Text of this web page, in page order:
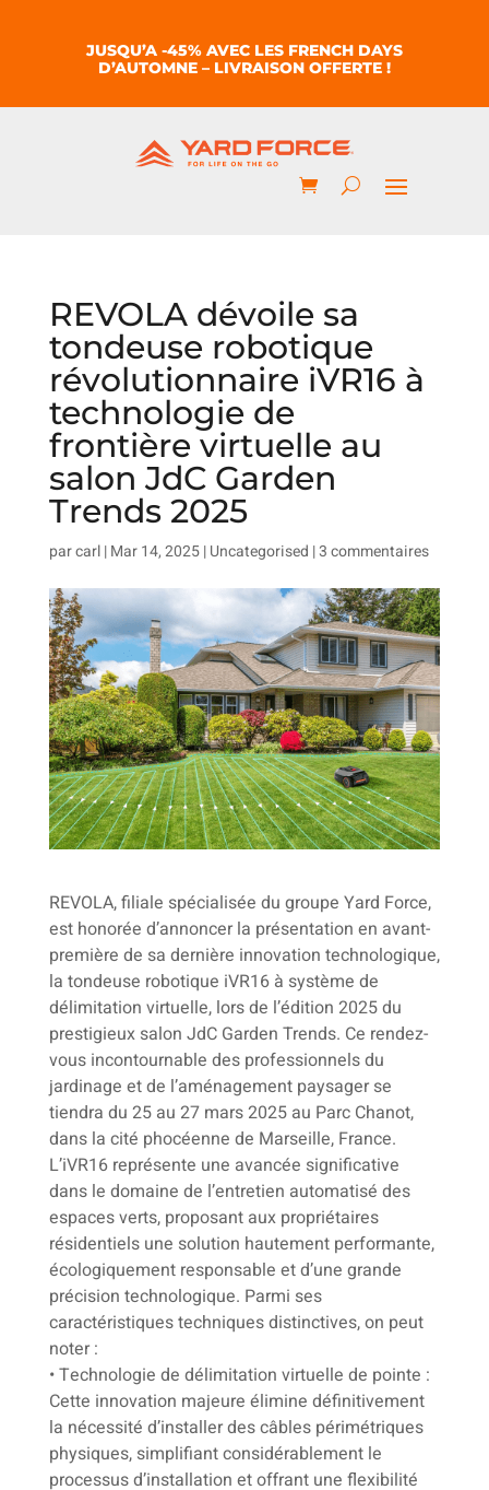
JUSQU’A -45% AVEC LES FRENCH DAYS
D’AUTOMNE – LIVRAISON OFFERTE !
REVOLA dévoile sa
tondeuse robotique
révolutionnaire iVR16 à
technologie de
frontière virtuelle au
salon JdC Garden
Trends 2025
parcarl|Mar 14, 2025|Uncategorised |3 commentaires
REVOLA, filiale spécialisée du groupe Yard Force,
est honorée d’annoncer la présentation en avant-
première de sa dernière innovation technologique,
la tondeuse robotique iVR16 à système de
délimitation virtuelle, lors de l’édition 2025 du
prestigieux salon JdC Garden Trends. Ce rendez-
vous incontournable des professionnels du
jardinage et de l’aménagement paysager se
tiendra du 25 au 27 mars 2025 au Parc Chanot,
dans la cité phocéenne de Marseille, France.
L’iVR16 représente une avancée significative
dans le domaine de l’entretien automatisé des
espaces verts, proposant aux propriétaires
résidentiels une solution hautement performante,
écologiquement responsable et d’une grande
précision technologique. Parmi ses
caractéristiques techniques distinctives, on peut
noter :
• Technologie de délimitation virtuelle de pointe :
Cette innovation majeure élimine définitivement
la nécessité d’installer des câbles périmétriques
physiques, simplifiant considérablement le
processus d’installation et offrant une flexibilité